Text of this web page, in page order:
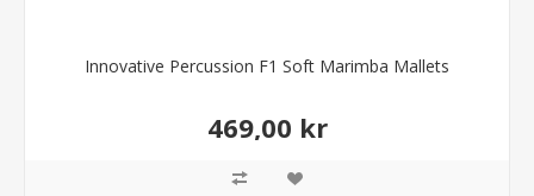
Innovative Percussion F1 Soft Marimba Mallets
469,00 kr